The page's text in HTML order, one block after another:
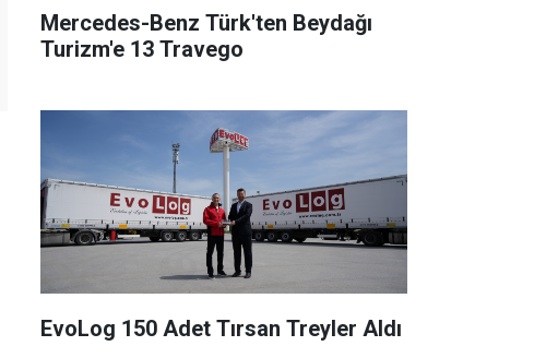
Mercedes-Benz Türk'ten Beydağı
Turizm'e 13 Travego
EvoLog 150 Adet Tırsan Treyler Aldı